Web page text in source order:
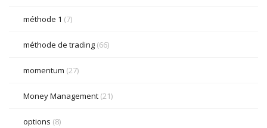
méthode 1 (7)
méthode de trading (66)
momentum (27)
Money Management (21)
options (8)